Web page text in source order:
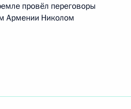
провёл переговоры
Армении Николом